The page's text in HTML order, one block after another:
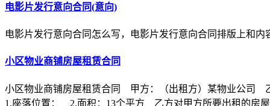
电影片发行意向合同(意向)
电影片发行意向合同怎么写，电影片发行意向合同排版上和
小区物业商铺房屋租赁合同
小区物业商铺房屋租赁合同 甲方：（出租方）某物业公司
1.座落位置： 2.面积：13个平方 乙方对甲方所要出租的房